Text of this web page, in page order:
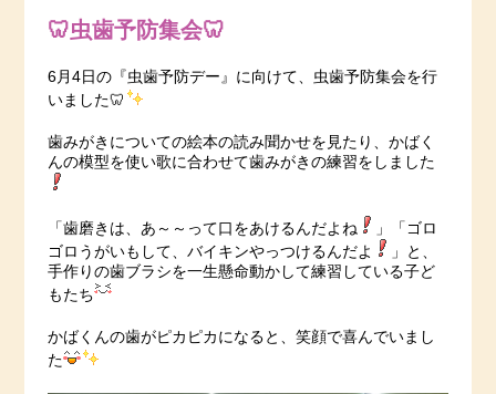
🦷虫歯予防集会🦷
6月4日の『虫歯予防デー』に向けて、虫歯予防集会を行
いました🦷
歯みがきについての絵本の読み聞かせを見たり、かばく
んの模型を使い歌に合わせて歯みがきの練習をしました
「歯磨きは、あ～～って口をあけるんだよね
」「ゴロ
ゴロうがいもして、バイキンやっつけるんだよ
」と、
手作りの歯ブラシを一生懸命動かして練習している子ど
もたち
かばくんの歯がピカピカになると、笑顔で喜んでいまし
た